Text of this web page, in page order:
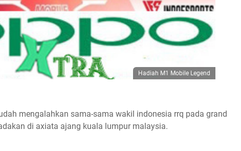
Hadiah M1 Mobile Legend
mengalahkan sama-sama wakil indonesia rrq pada grand
di axiata ajang kuala lumpur malaysia.